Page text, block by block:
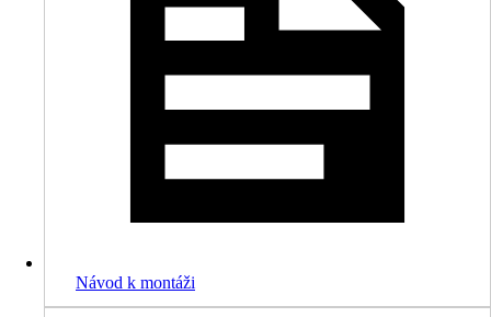
Návod k montáži